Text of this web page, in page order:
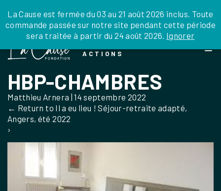
to
the
La Cause est fermée du 03 au 21 août 2026 inclus. Toute
commande passée sur notre site pendant cette période
sera traitée à partir du 24 août 2026. Ignorer
JE DONNE JE PARRAINE NOUS SOUTENIR
DEPUIS LA FRANCE
DEPUIS L’INTERNATIONAL
EN TANT QU’ORGANISATION
LEGS, LIBÉRALITÉS
0 ARTICLE
ACTIONS
HBP-CHAMBRES
Matthieu Arnera |14 septembre 2022
← Return to Il a eu lieu ! Séjour-retraite adapté,
Angers, été 2022
›